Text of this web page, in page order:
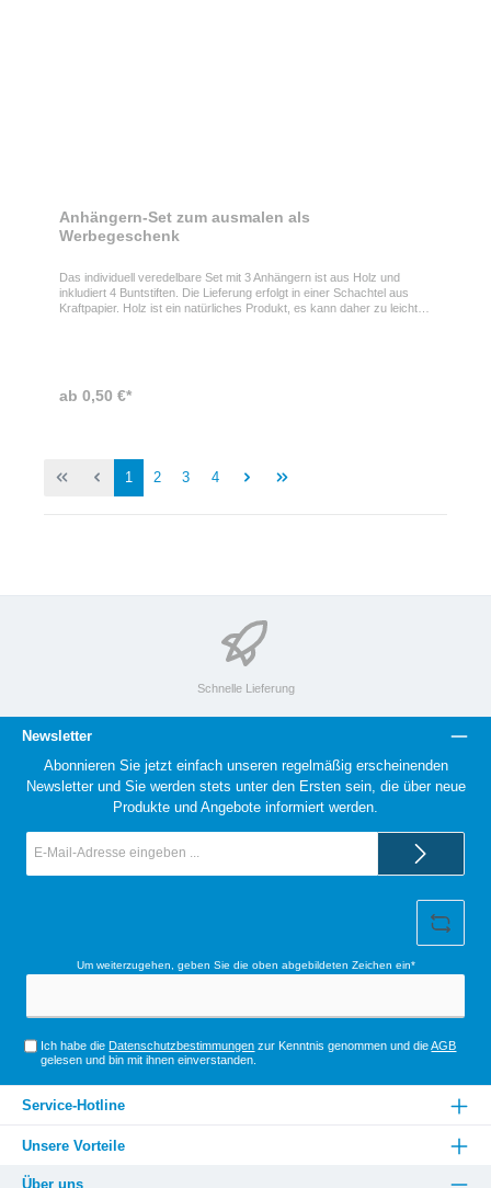
Anhängern-Set zum ausmalen als
Werbegeschenk
Das individuell veredelbare Set mit 3 Anhängern ist aus Holz und
inkludiert 4 Buntstiften. Die Lieferung erfolgt in einer Schachtel aus
Kraftpapier. Holz ist ein natürliches Produkt, es kann daher zu leichten
ab 0,50 €*
1 2 3 4
Schnelle Lieferung
Newsletter
Abonnieren Sie jetzt einfach unseren regelmäßig erscheinenden
Newsletter und Sie werden stets unter den Ersten sein, die über neue
Produkte und Angebote informiert werden.
Um weiterzugehen, geben Sie die oben abgebildeten Zeichen ein*
Ich habe dieDatenschutzbestimmungen zur Kenntnis genommen und dieAGB
gelesen und bin mit ihnen einverstanden.
Service-Hotline
Unsere Vorteile
Über uns